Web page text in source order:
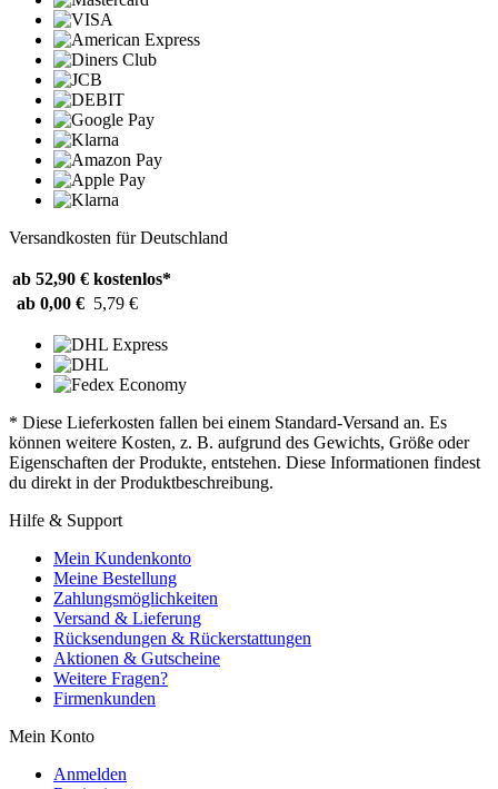
Versandkosten für Deutschland
ab 52,90 € kostenlos*
ab 0,00 € 5,79 €
* Diese Lieferkosten fallen bei einem Standard-Versand an. Es
können weitere Kosten, z. B. aufgrund des Gewichts, Größe oder
Eigenschaften der Produkte, entstehen. Diese Informationen findest
du direkt in der Produktbeschreibung.
Hilfe & Support
Mein Kundenkonto
Meine Bestellung
Zahlungsmöglichkeiten
Versand & Lieferung
Rücksendungen & Rückerstattungen
Aktionen & Gutscheine
Weitere Fragen?
Firmenkunden
Mein Konto
Anmelden